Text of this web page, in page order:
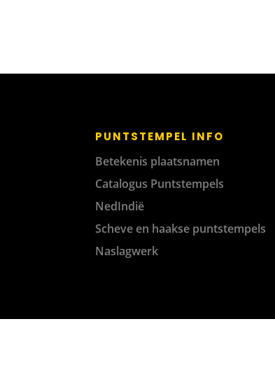
PUNTSTEMPEL INFO
Betekenis plaatsnamen
Catalogus Puntstempels
NedIndië
Scheve en haakse puntstempels
Naslagwerk